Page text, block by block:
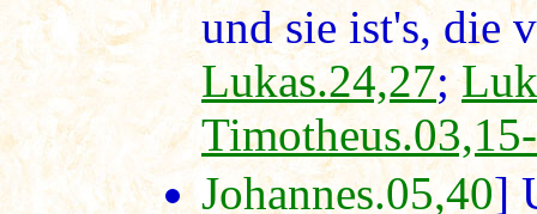
und sie ist's, die
Lukas.24,27;
Johannes.05,40]